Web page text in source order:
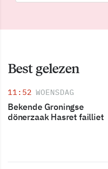
Best gelezen
11:52 WOENSDAG
Bekende Groningse
dönerzaak Hasret failliet